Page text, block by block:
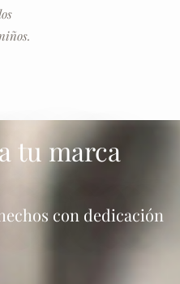
tu marca
con dedicación